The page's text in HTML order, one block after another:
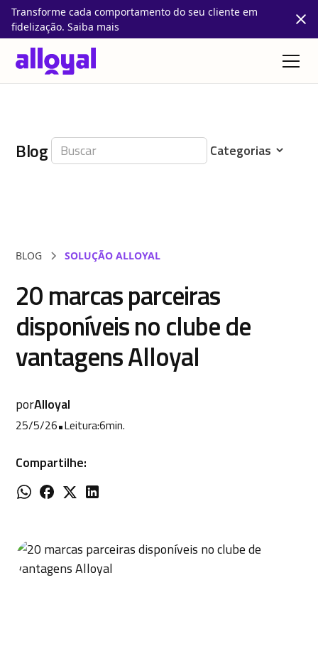
Transforme cada comportamento do seu cliente em
fidelização. Saiba mais
Blog
BLOG SOLUÇÃO ALLOYAL
20 marcas parceiras
disponíveis no clube de
vantagens Alloyal
porAlloyal
25/5/26•Leitura:6min.
Compartilhe: